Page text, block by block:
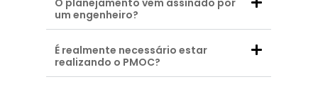
um engenheiro?
É realmente necessário estar
realizando o PMOC?